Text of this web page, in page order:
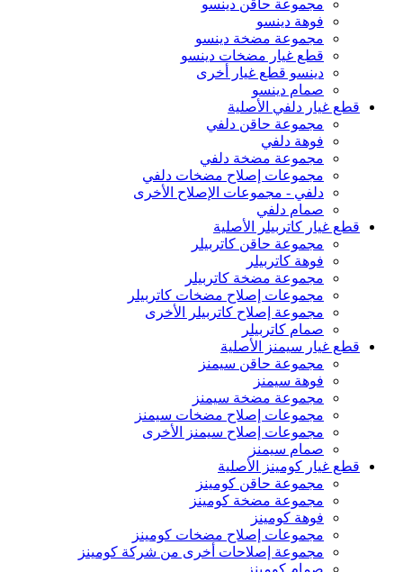
مجموعة حاقن دينسو
فوهة دينسو
مجموعة مضخة دينسو
قطع غيار مضخات دينسو
دينسو قطع غيار أخرى
صمام دينسو
قطع غيار دلفي الأصلية
مجموعة حاقن دلفي
فوهة دلفي
مجموعة مضخة دلفي
مجموعات إصلاح مضخات دلفي
دلفي - مجموعات الإصلاح الأخرى
صمام دلفي
قطع غيار كاتربيلر الأصلية
مجموعة حاقن كاتربيلر
فوهة كاتربيلر
مجموعة مضخة كاتربيلر
مجموعات إصلاح مضخات كاتربيلر
مجموعة إصلاح كاتربيلر الأخرى
صمام كاتربيلر
قطع غيار سيمنز الأصلية
مجموعة حاقن سيمنز
فوهة سيمنز
مجموعة مضخة سيمنز
مجموعات إصلاح مضخات سيمنز
مجموعات إصلاح سيمنز الأخرى
صمام سيمنز
قطع غيار كومينز الأصلية
مجموعة حاقن كومينز
مجموعة مضخة كومينز
فوهة كومينز
مجموعات إصلاح مضخات كومينز
مجموعة إصلاحات أخرى من شركة كومينز
صمام كومينز